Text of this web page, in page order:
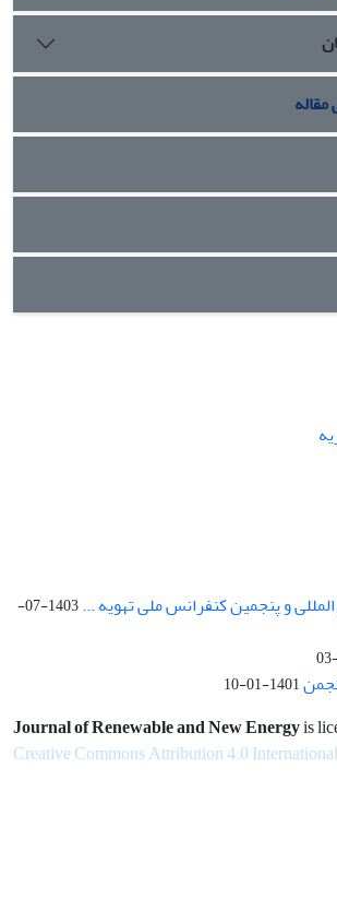
و پنجمین کنفرانس ملی تهویه ...
1403-07-
1401-01-10
Journal of Renewable and New Energyis
Creative Commons Attribution 4.0 International